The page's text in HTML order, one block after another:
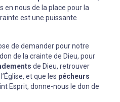
en nous de la place pour la
est une puissante
de demander pour notre
de la crainte de Dieu, pour
de Dieu, retrouver
et que les pécheurs
Esprit, donne-nous le don de